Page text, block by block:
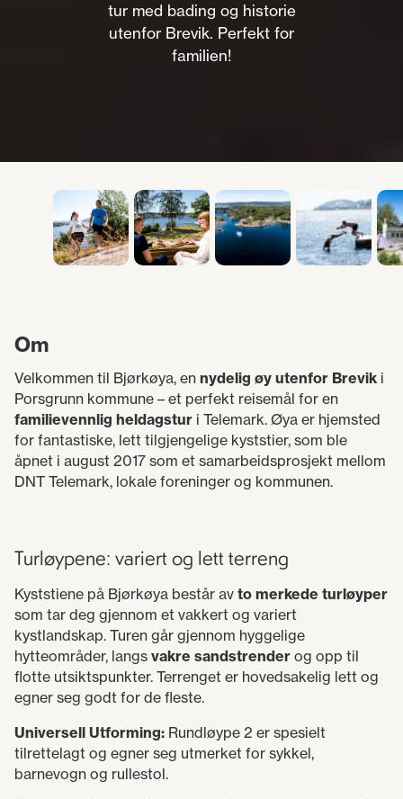
tur med bading og historie
utenfor Brevik. Perfekt for
familien!
Om
Velkommen til Bjørkøya, en nydelig øy utenfor Brevik i
Porsgrunn kommune – et perfekt reisemål for en
familievennlig heldagstur i Telemark. Øya er hjemsted
for fantastiske, lett tilgjengelige kyststier, som ble
åpnet i august 2017 som et samarbeidsprosjekt mellom
DNT Telemark, lokale foreninger og kommunen.
Turløypene: variert og lett terreng
Kyststiene på Bjørkøya består av to merkede turløyper
som tar deg gjennom et vakkert og variert
kystlandskap. Turen går gjennom hyggelige
hytteområder, langs vakre sandstrender og opp til
flotte utsiktspunkter. Terrenget er hovedsakelig lett og
egner seg godt for de fleste.
Universell Utforming: Rundløype 2 er spesielt
tilrettelagt og egner seg utmerket for sykkel,
barnevogn og rullestol.